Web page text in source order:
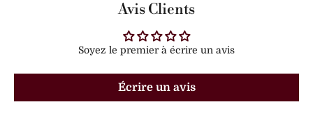
Avis Clients
Soyez le premier à écrire un avis
Écrire un avis